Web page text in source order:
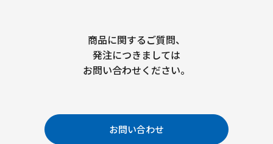
商品に関するご質問、
発注につきましては
お問い合わせください。
お問い合わせ